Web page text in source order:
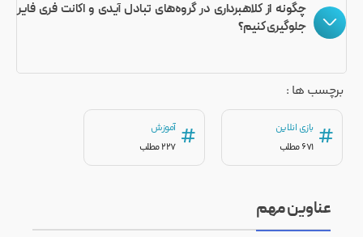
چگونه از کلاهبرداری در گروه‌های تبادل آیدی و اکانت فری فایر
جلوگیری کنیم؟
برچسب ها :
# بازی انلاین
671 مطلب
# آموزش
227 مطلب
عناوین مهم